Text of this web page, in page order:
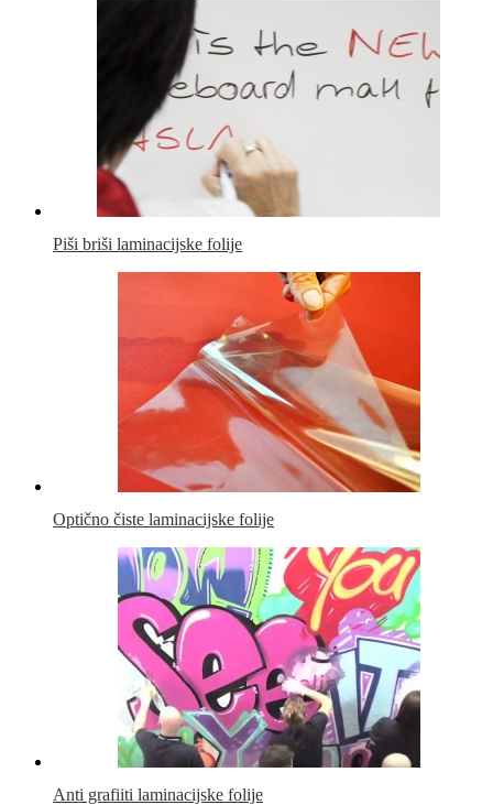
Piši briši laminacijske folije
Optično čiste laminacijske folije
Anti grafiiti laminacijske folije